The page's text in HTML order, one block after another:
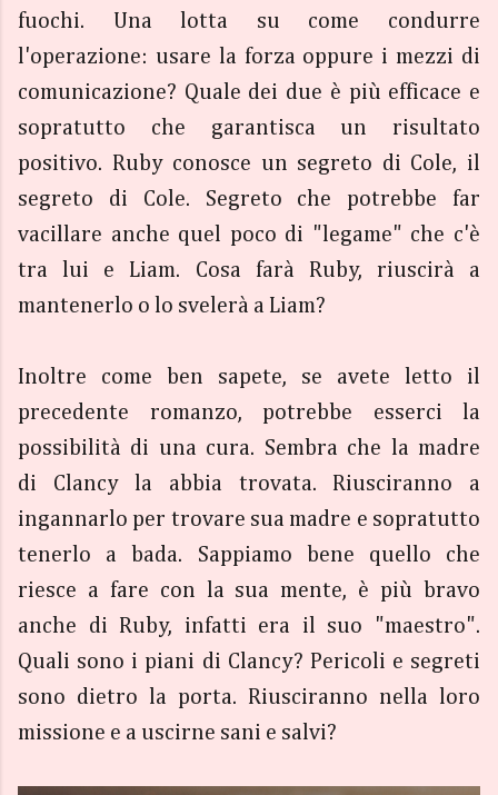
fuochi. Una lotta su come condurre
l'operazione: usare la forza oppure i mezzi di
comunicazione? Quale dei due è più efficace e
sopratutto che garantisca un risultato
positivo. Ruby conosce un segreto di Cole, il
segreto di Cole. Segreto che potrebbe far
vacillare anche quel poco di "legame" che c'è
tra lui e Liam. Cosa farà Ruby, riuscirà a
mantenerlo o lo svelerà a Liam?
Inoltre come ben sapete, se avete letto il
precedente romanzo, potrebbe esserci la
possibilità di una cura. Sembra che la madre
di Clancy la abbia trovata. Riusciranno a
ingannarlo per trovare sua madre e sopratutto
tenerlo a bada. Sappiamo bene quello che
riesce a fare con la sua mente, è più bravo
anche di Ruby, infatti era il suo "maestro".
Quali sono i piani di Clancy? Pericoli e segreti
sono dietro la porta. Riusciranno nella loro
missione e a uscirne sani e salvi?